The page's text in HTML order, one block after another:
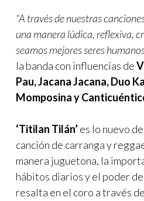
“A través de nuestras
una manera lúdica, reflexiva,
seamos mejores seres
la banda con influencias de
Pau, Jacana Jacana, Duo
Momposina y
‘Titilan Tilán’es lo nuevo de
canción de carranga y
manera juguetona, la
hábitos diarios y el poder
resalta en el coro a través